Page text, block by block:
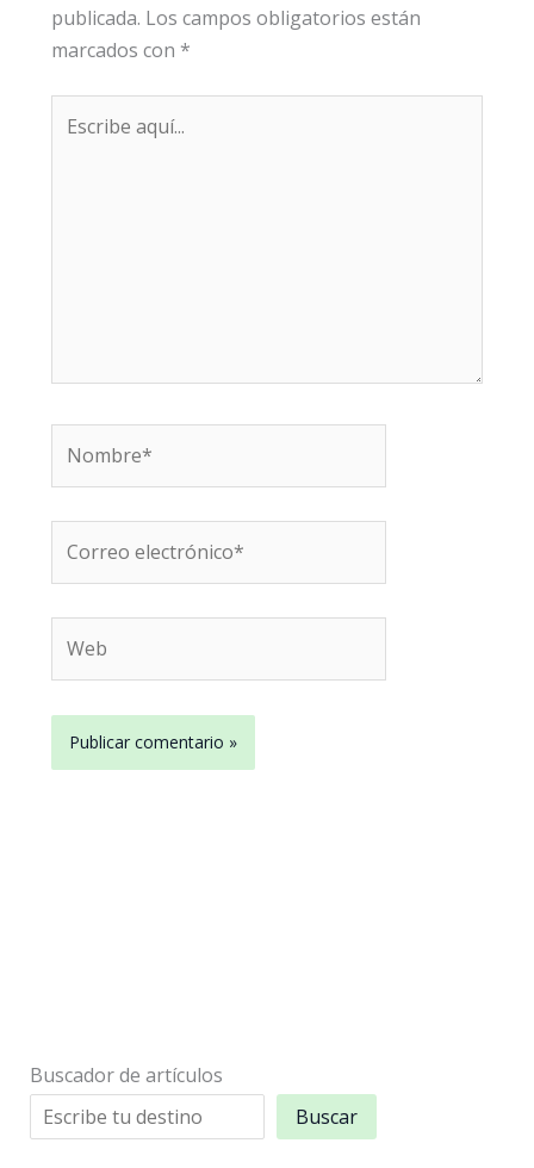
publicada. Los campos obligatorios están
marcados con *
aquí...
electrónico*
Buscador de artículos
Buscar